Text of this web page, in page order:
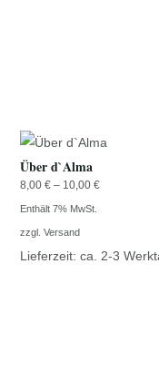
Über d`Alma
8,00€ – 10,00€Preisspanne:
10,00 €
Enthält 7% MwSt.
zzgl.Versand
Lieferzeit: ca. 2-3